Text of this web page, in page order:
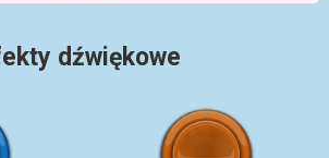
dźwiękowe